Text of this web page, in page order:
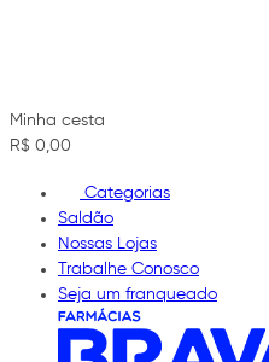
Minha cesta
R$ 0,00
Categorias
Saldão
Nossas Lojas
Trabalhe Conosco
Seja um franqueado